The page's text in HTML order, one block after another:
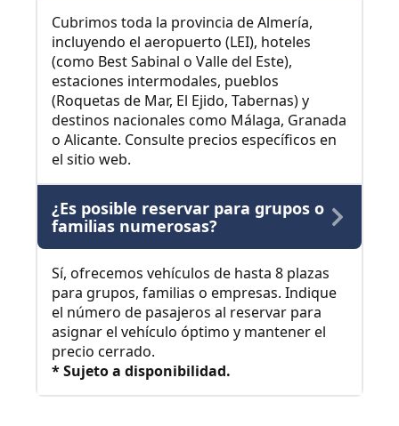
Cubrimos toda la provincia de Almería,
incluyendo el aeropuerto (LEI), hoteles
(como Best Sabinal o Valle del Este),
estaciones intermodales, pueblos
(Roquetas de Mar, El Ejido, Tabernas) y
destinos nacionales como Málaga, Granada
o Alicante. Consulte precios específicos en
el sitio web.
¿Es posible reservar para grupos o
familias numerosas?
Sí, ofrecemos vehículos de hasta 8 plazas
para grupos, familias o empresas. Indique
el número de pasajeros al reservar para
asignar el vehículo óptimo y mantener el
precio cerrado.
* Sujeto a disponibilidad.